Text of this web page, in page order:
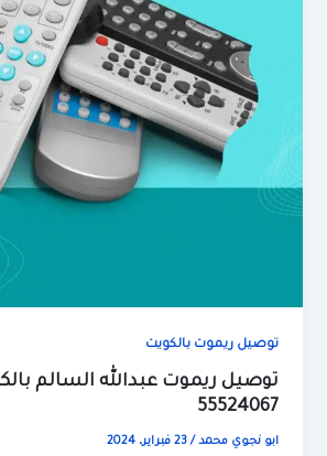
توصيل ريموت بالكويت
توصيل ريموت عبدالله السالم
55524067
ابو نجوي محمد/23 فبراير، 2024